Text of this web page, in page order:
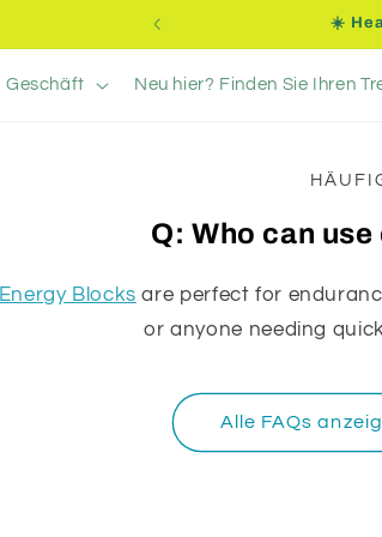
☀️
Geschäft Neu hier? Finden Sie Ihren
Q: Who can
Energy Blocks are perfect for
or anyone needing
Alle FAQs